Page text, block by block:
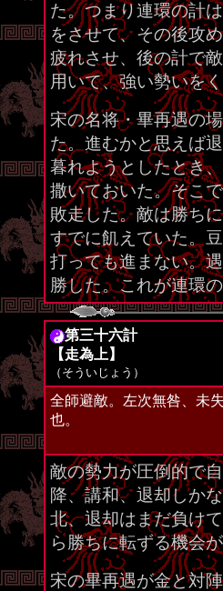
た。つまり連環の計
をさせて、その後攻
疲れさせ、後の計で
用いて、強い勢いを
宋の名将・畢再遇の
た。進むかと思えば
暮れようとしたとき
撒いておいた。そこ
敗走した。敵は勝ち
すでに飢えていた。
打っても進まない。
勝した。これが連環
第三十六計
【走為上】
（そういじょう）
全師避敵。左次無咎、未
也。
敵の勢力が圧倒的で
降、講和、退却しか
北、退却はまだ負け
ら勝ちに転ずる機会
宋の畢再遇が金と対